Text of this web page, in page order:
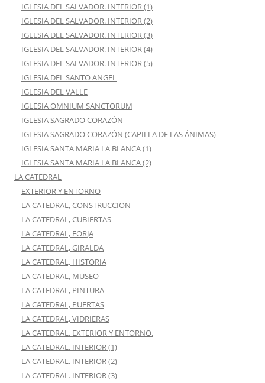
IGLESIA DEL SALVADOR. INTERIOR (1)
IGLESIA DEL SALVADOR. INTERIOR (2)
IGLESIA DEL SALVADOR. INTERIOR (3)
IGLESIA DEL SALVADOR. INTERIOR (4)
IGLESIA DEL SALVADOR. INTERIOR (5)
IGLESIA DEL SANTO ANGEL
IGLESIA DEL VALLE
IGLESIA OMNIUM SANCTORUM
IGLESIA SAGRADO CORAZÓN
IGLESIA SAGRADO CORAZÓN (CAPILLA DE LAS ÁNIMAS)
IGLESIA SANTA MARIA LA BLANCA (1)
IGLESIA SANTA MARIA LA BLANCA (2)
LA CATEDRAL
EXTERIOR Y ENTORNO
LA CATEDRAL, CONSTRUCCION
LA CATEDRAL, CUBIERTAS
LA CATEDRAL, FORJA
LA CATEDRAL, GIRALDA
LA CATEDRAL, HISTORIA
LA CATEDRAL, MUSEO
LA CATEDRAL, PINTURA
LA CATEDRAL, PUERTAS
LA CATEDRAL, VIDRIERAS
LA CATEDRAL. EXTERIOR Y ENTORNO.
LA CATEDRAL. INTERIOR (1)
LA CATEDRAL. INTERIOR (2)
LA CATEDRAL. INTERIOR (3)